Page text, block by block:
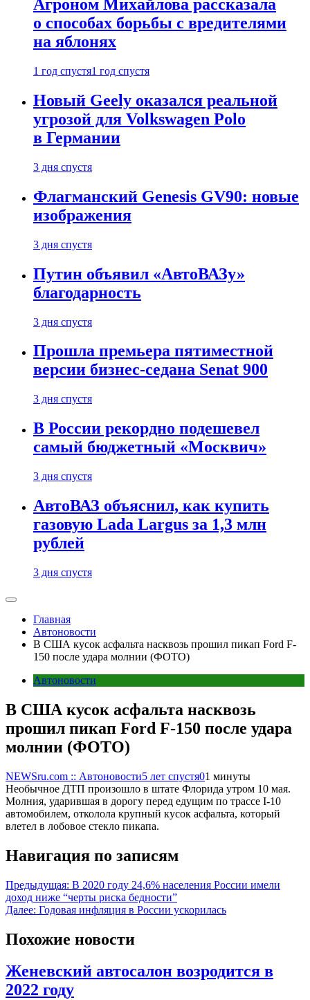
Агроном Михайлова рассказала
о способах борьбы с вредителями
на яблонях
1 год спустя1 год спустя
Новый Geely оказался реальной
угрозой для Volkswagen Polo
в Германии
3 дня спустя
Флагманский Genesis GV90: новые
изображения
3 дня спустя
Путин объявил «АвтоВАЗу»
благодарность
3 дня спустя
Прошла премьера пятиместной
версии бизнес-седана Senat 900
3 дня спустя
В России рекордно подешевел
самый бюджетный «Москвич»
3 дня спустя
АвтоВАЗ объяснил, как купить
газовую Lada Largus за 1,3 млн
рублей
3 дня спустя
Главная
Автоновости
В США кусок асфальта насквозь прошил пикап Ford F-
150 после удара молнии (ФОТО)
Автоновости
В США кусок асфальта насквозь
прошил пикап Ford F-150 после удара
молнии (ФОТО)
NEWSru.com :: Автоновости5 лет спустя01 минуты
Необычное ДТП произошло в штате Флорида утром 10 мая.
Молния, ударившая в дорогу перед едущим по трассе I-10
автомобилем, отколола крупный кусок асфальта, который
влетел в лобовое стекло пикапа.
Навигация по записям
Предыдущая: В 2020 году 24,6% населения России имели
доход ниже “черты риска бедности”
Далее: Годовая инфляция в России ускорилась
Похожие новости
Женевский автосалон возродится в
2022 году